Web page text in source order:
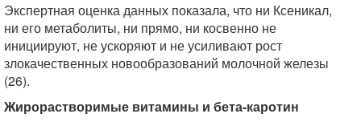
Экспертная оценка данных показала, что ни Ксеникал,
ни его метаболиты, ни прямо, ни косвенно не
инициируют, не ускоряют и не усиливают рост
злокачественных новообразований молочной железы
(26).
Жирорастворимые витамины и бета-каротин